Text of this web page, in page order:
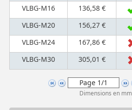
VLBG-M16
136,58 €
VLBG-M20
156,27 €
VLBG-M24
167,86 €
VLBG-M30
305,01 €
Dimensions en mm